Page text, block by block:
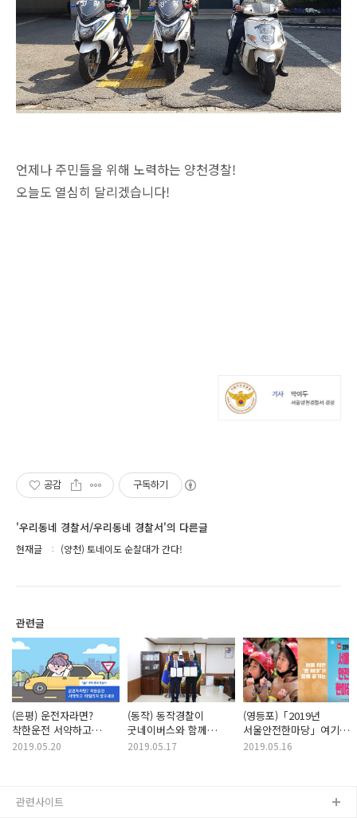
언제나 주민들을 위해 노력하는 양천경찰!
오늘도 열심히 달리겠습니다!
공감 구독하기
'우리동네 경찰서/우리동네 경찰서'의 다른글
현재글 (양천) 토네이도 순찰대가 간다!
관련글
(은평) 운전자라면?
착한운전 서약하고
마일리지 쌓으세요
2019.05.20
(동작) 동작경찰이
굿네이버스와 함께
합니다.
2019.05.17
(영등포)「2019년
서울안전한마당」여기
놀이동산보다 더
2019.05.16
관련사이트